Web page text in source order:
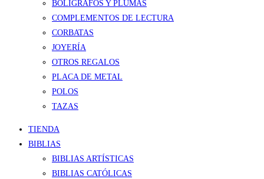
BOLÍGRAFOS Y PLUMAS
COMPLEMENTOS DE LECTURA
CORBATAS
JOYERÍA
OTROS REGALOS
PLACA DE METAL
POLOS
TAZAS
TIENDA
BIBLIAS
BIBLIAS ARTÍSTICAS
BIBLIAS CATÓLICAS